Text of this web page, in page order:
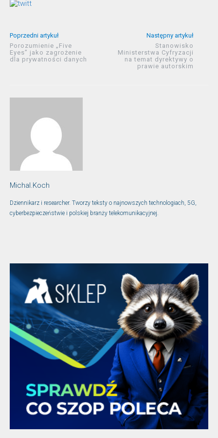
Poprzedni artykuł
Porozumienie „Five
Eyes” jako zagrożenie
dla prywatności danych
Następny artykuł
Stanowisko
Ministerstwa Cyfryzacji
na temat dyrektywy o
prawie autorskim
Michal.Koch
Dziennikarz i researcher. Tworzy teksty o najnowszych technologiach, 5G,
cyberbezpieczeństwie i polskiej branży telekomunikacyjnej.